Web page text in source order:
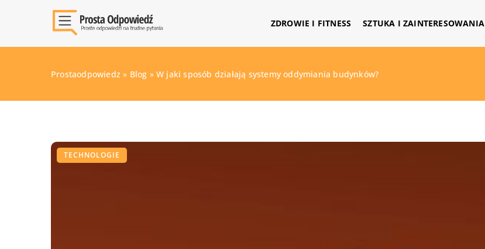
ZDROWIE I FITNESS SZTUKA I ZAINTERESOWANIA
Prostaodpowiedz » Blog »W jaki sposób działają systemy oddymiania budynków?
TECHNOLOGIE